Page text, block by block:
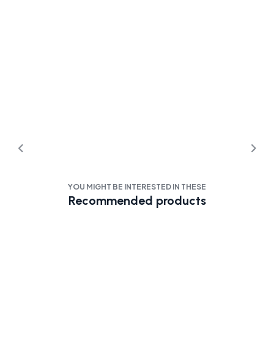
YOU MIGHT BE INTERESTED IN THESE
Recommended products